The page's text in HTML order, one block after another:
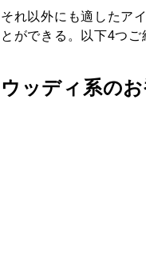
それ以外にも適したア
とができる。以下4つご
ウッディ系の